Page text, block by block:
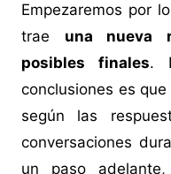
Empezaremos por
trae una nueva
posibles finales.
conclusiones es
según las
conversaciones
un paso